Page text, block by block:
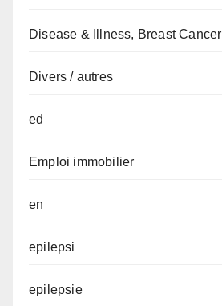
Disease & Illness, Breast Cancer
Divers / autres
ed
Emploi immobilier
en
epilepsi
epilepsie